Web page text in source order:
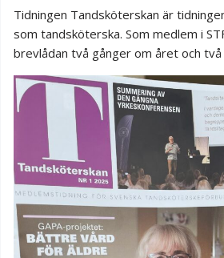
Tidningen Tandsköterskan är
som tandsköterska. Som medlem i
brevlådan två gånger om året och